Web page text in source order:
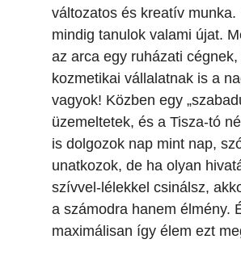
változatos és kreatív munka.
mindig tanulok valami újat.
az arca egy ruházati
kozmetikai vállalatnak is a
vagyok! Közben egy
üzemeltetek, és a Tisza-tó
is dolgozok nap mint nap,
unatkozok, de ha olyan
szívvel-lélekkel csinálsz,
a számodra hanem élmény.
maximálisan így élem ezt